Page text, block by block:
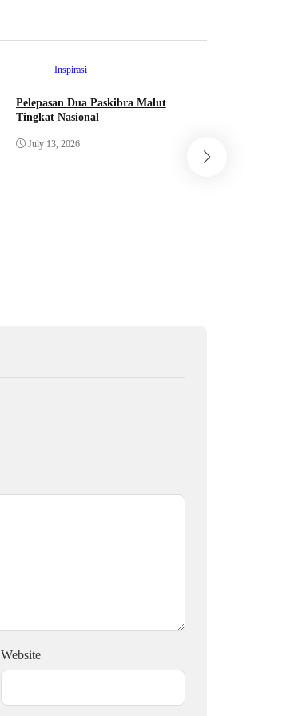
Inspirasi
Pelepasan Dua Paskibra Malut
Tingkat Nasional
July 13, 2026
Website